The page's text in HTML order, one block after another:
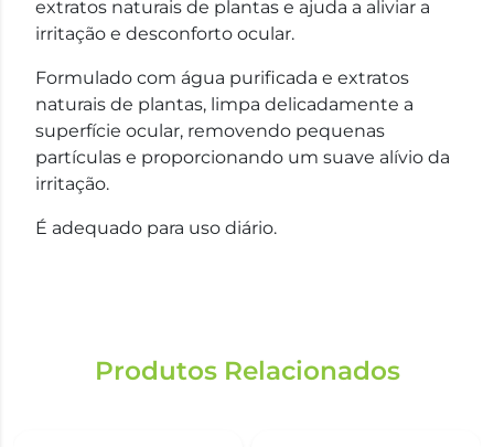
extratos naturais de plantas e ajuda a aliviar a
irritação e desconforto ocular.
Formulado com água purificada e extratos
naturais de plantas, limpa delicadamente a
superfície ocular, removendo pequenas
partículas e proporcionando um suave alívio da
irritação.
É adequado para uso diário.
Produtos Relacionados